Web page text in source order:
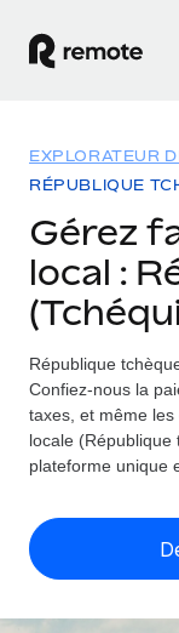
Les produits
EMPLOI À
Paie
Gérez la
Employer
entités
Pilotage
Gestion
Intégrez et
Solutions
COUVERTURE
Toutes les
pays par
Ressources
OUTILS &
Outil de
contrat
Évaluez le
Calculez le
Tarification
Français
English
EXPLORATEUR
RÉPUBLIQUE
Gérez
local :
République
Confiez-nous la
taxes, et même les
locale (République
plateforme unique